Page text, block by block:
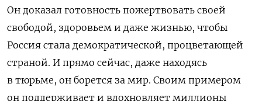
Он доказал готовность пожертвовать своей
свободой, здоровьем и даже жизнью, чтобы
Россия стала демократической, процветающей
страной. И прямо сейчас, даже находясь
в тюрьме, он борется за мир. Своим примером
он поддерживает и вдохновляет миллионы